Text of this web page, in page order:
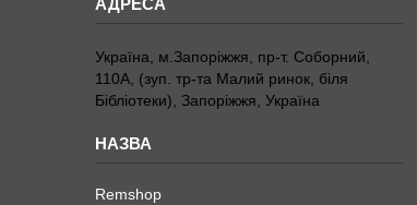
Україна, м.Запоріжжя, пр-т. Соборний,
110А, (зуп. тр-та Малий ринок, біля
Бібліотеки), Запоріжжя, Україна
Remshop